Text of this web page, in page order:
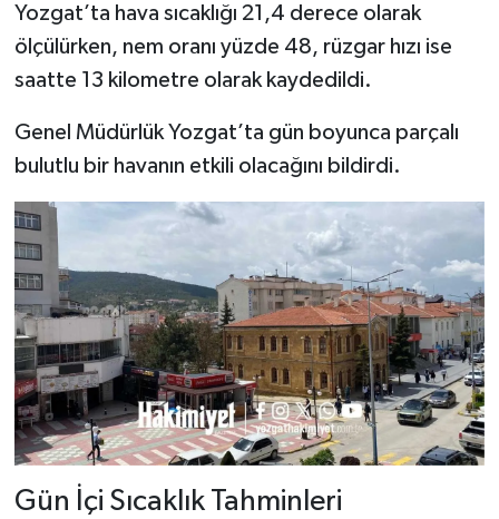
Yozgat’ta hava sıcaklığı 21,4 derece olarak
ölçülürken, nem oranı yüzde 48, rüzgar hızı ise
saatte 13 kilometre olarak kaydedildi.
Genel Müdürlük Yozgat’ta gün boyunca parçalı
bulutlu bir havanın etkili olacağını bildirdi.
Gün İçi Sıcaklık Tahminleri